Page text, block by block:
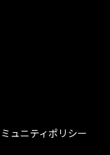
ュニティポリシー